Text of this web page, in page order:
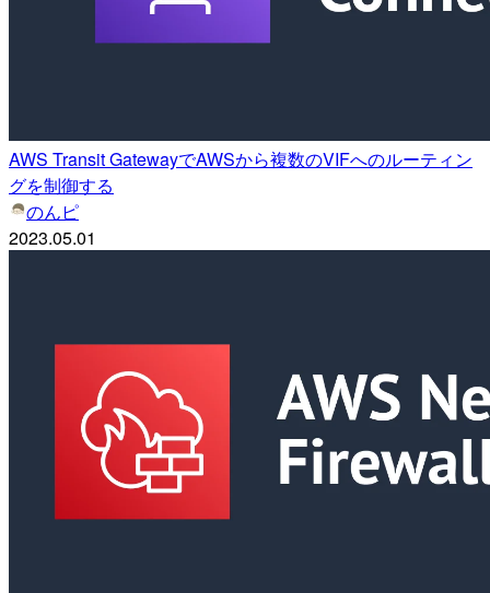
AWS Transit GatewayでAWSから複数のVIFへのルーティン
グを制御する
のんピ
2023.05.01